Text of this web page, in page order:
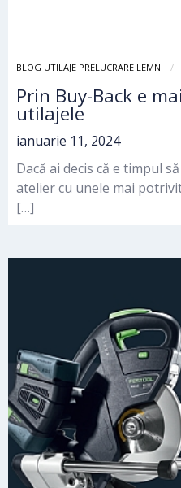
BLOG UTILAJE PRELUCRARE LEMN
Prin Buy-Back e
utilajele
ianuarie 11, 2024
Dacă ai decis că e timpul
atelier cu unele mai
[…]